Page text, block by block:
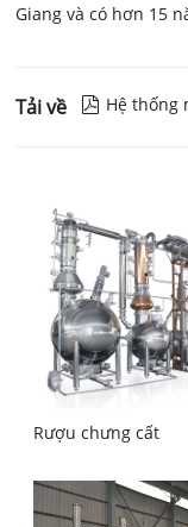
Giang và có hơn 15
Tải về  Hệ thống
Rượu chưng cất